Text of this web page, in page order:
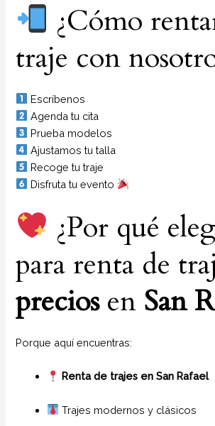
¿Cómo
traje con
Escríbenos
Agenda tu cita
Prueba modelos
Ajustamos tu talla
Recoge tu traje
Disfruta tu evento
¿Por qué
para renta de
precios en San
Porque aquí encuentras:
Renta de trajes en San Rafael
Trajes modernos y clásicos